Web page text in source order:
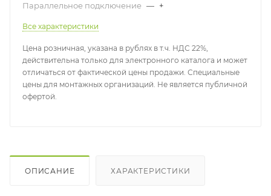
Параллельное подключение — +
Все характеристики
Цена розничная, указана в рублях в т.ч. НДС 22%,
действительна только для электронного каталога и может
отличаться от фактической цены продажи. Специальные
цены для монтажных организаций. Не является публичной
офертой.
ОПИСАНИЕ ХАРАКТЕРИСТИКИ